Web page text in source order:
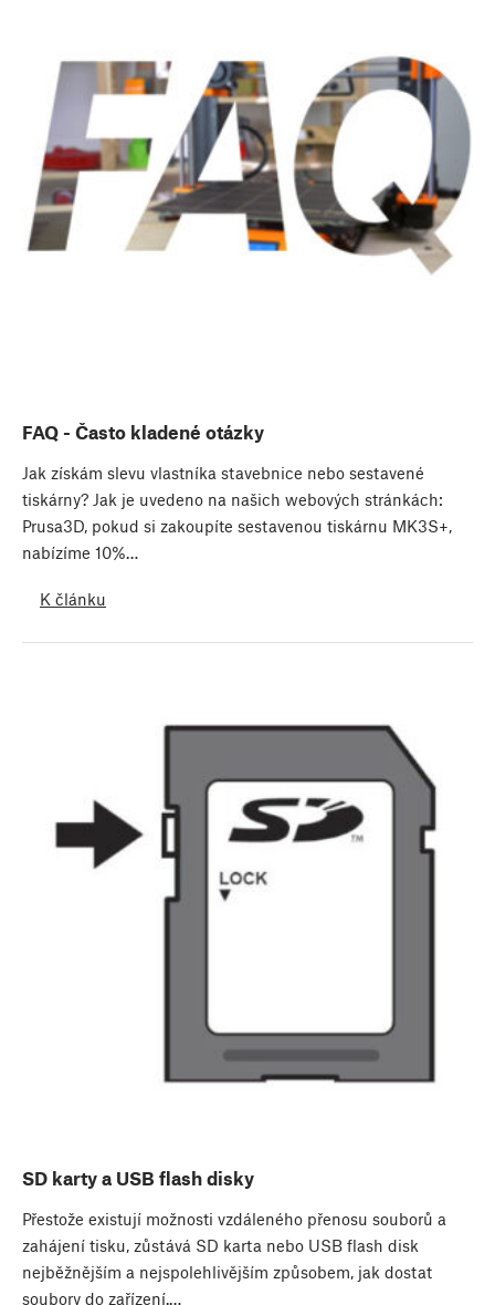
FAQ - Často kladené otázky
Jak získám slevu vlastníka stavebnice nebo sestavené
tiskárny? Jak je uvedeno na našich webových stránkách:
Prusa3D, pokud si zakoupíte sestavenou tiskárnu MK3S+,
nabízíme 10%…
K článku
SD karty a USB flash disky
Přestože existují možnosti vzdáleného přenosu souborů a
zahájení tisku, zůstává SD karta nebo USB flash disk
nejběžnějším a nejspolehlivějším způsobem, jak dostat
soubory do zařízení.…